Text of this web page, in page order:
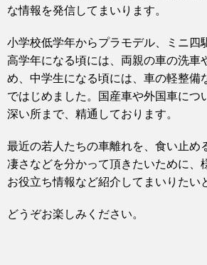
な情報を発信してまいります。
小学校低学年からプラモデル、ミニ四
高学年になる頃には、両親の車の洗車
め、中学生になる頃には、車の軽整備
ではじめました。国産車や外国車につ
深い所まで、精通しております。
最近の若人たちの車離れを、食い止め
凄さなどを分かって頂きたいために、
お役立ち情報など紹介してまいりたい
どうぞお楽しみください。